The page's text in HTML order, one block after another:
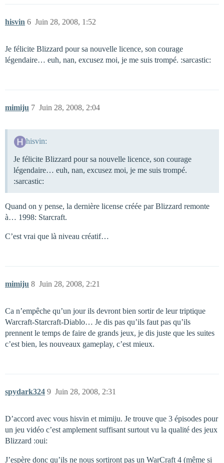
hisvin Juin 28, 2008, 1:52
6
Je félicite Blizzard pour sa nouvelle licence, son courage
légendaire… euh, nan, excusez moi, je me suis trompé. :sarcastic:
mimiju Juin 28, 2008, 2:04
7
hisvin:
Je félicite Blizzard pour sa nouvelle licence, son courage
légendaire… euh, nan, excusez moi, je me suis trompé.
:sarcastic:
Quand on y pense, la dernière license créée par Blizzard remonte
à… 1998: Starcraft.
C’est vrai que là niveau créatif…
mimiju Juin 28, 2008, 2:21
8
Ca n’empêche qu’un jour ils devront bien sortir de leur triptique
Warcraft-Starcraft-Diablo… Je dis pas qu’ils faut pas qu’ils
prennent le temps de faire de grands jeux, je dis juste que les suites
c’est bien, les nouveaux gameplay, c’est mieux.
spydark324 Juin 28, 2008, 2:31
9
D’accord avec vous hisvin et mimiju. Je trouve que 3 épisodes pour
un jeu vidéo c’est amplement suffisant surtout vu la qualité des jeux
Blizzard :oui:
J’espère donc qu’ils ne nous sortiront pas un WarCraft 4 (même si